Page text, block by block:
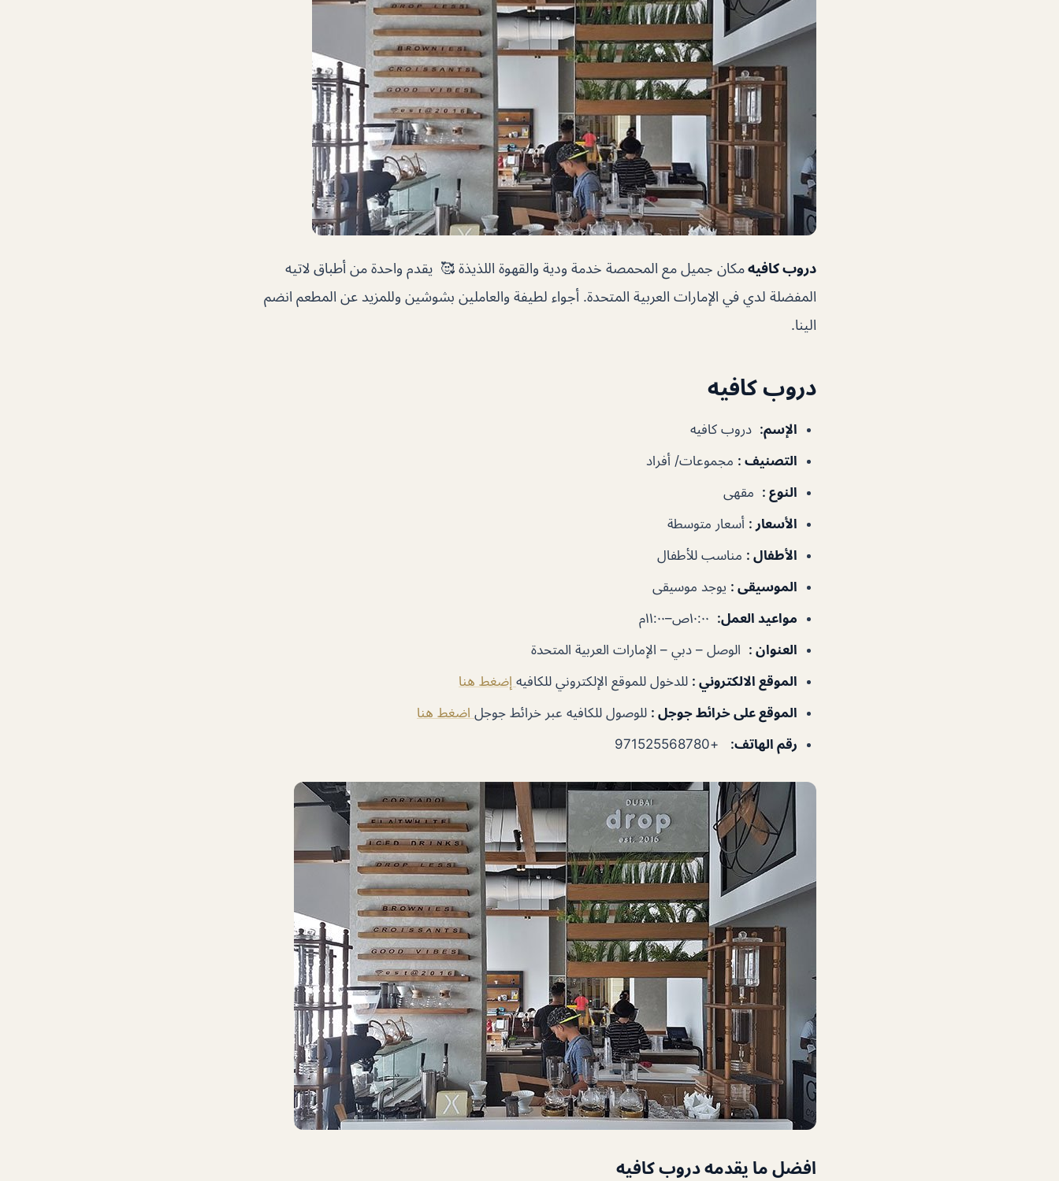
دروب كافيهمكان جميل مع المحمصة خدمة ودية والقهوة اللذيذة 🥰 يقدم واحدة من أطباق لاتيه
المفضلة لدي في الإمارات العربية المتحدة. أجواء لطيفة والعاملين بشوشين وللمزيد عن المطعم انضم
الينا.
دروب كافيه
الإسم: دروب كافيه
التصنيف : مجموعات/ أفراد
النوع : مقهى
الأسعار : أسعار متوسطة
الأطفال : مناسب للأطفال
الموسيقى : يوجد موسيقى
مواعيد العمل:
العنوان : الوصل‎ – دبي – الإمارات العربية المتحدة
الموقع الالكتروني : للدخول للموقع الإلكتروني للكافيه إضغط هنا
الموقع على خرائط جوجل : للوصول للكافيه عبر خرائط جوجل اضغط هنا
رقم الهاتف:
+971525568780
افضل ما يقدمه دروب كافيه